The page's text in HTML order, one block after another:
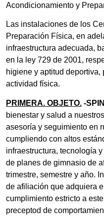
Acondicionamiento y
Las instalaciones de los
Preparación Física, en
infraestructura adecuada,
en la ley 729 de 2001,
higiene y aptitud deportiva,
actividad física.
PRIMERA. OBJETO. -
bienestar y salud a
asesoría y seguimiento en
cumpliendo con altos
infraestructura, tecnología
de planes de gimnasio de
trimestre, semestre y año.
de afiliación que adquiera
cumplimiento estricto a
preceptod de